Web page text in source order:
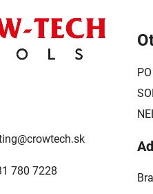
@crowtech.sk
780 7228